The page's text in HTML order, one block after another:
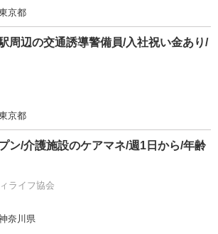
京都
周辺の交通誘導警備員/入社祝い金あり/
京都
ン/介護施設のケアマネ/週1日から/年齢
ライフ協会
奈川県